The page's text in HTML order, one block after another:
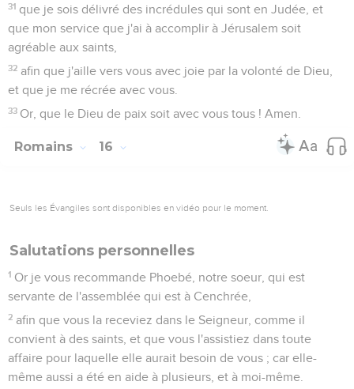
31 que je sois délivré des incrédules qui sont en Judée, et
que mon service que j'ai à accomplir à Jérusalem soit
agréable aux saints,
32 afin que j'aille vers vous avec joie par la volonté de Dieu,
et que je me récrée avec vous.
33 Or, que le Dieu de paix soit avec vous tous ! Amen.
Romains 16
Seuls les Évangiles sont disponibles en vidéo pour le moment.
Salutations personnelles
1 Or je vous recommande Phoebé, notre soeur, qui est
servante de l'assemblée qui est à Cenchrée,
2 afin que vous la receviez dans le Seigneur, comme il
convient à des saints, et que vous l'assistiez dans toute
affaire pour laquelle elle aurait besoin de vous ; car elle-
même aussi a été en aide à plusieurs, et à moi-même.